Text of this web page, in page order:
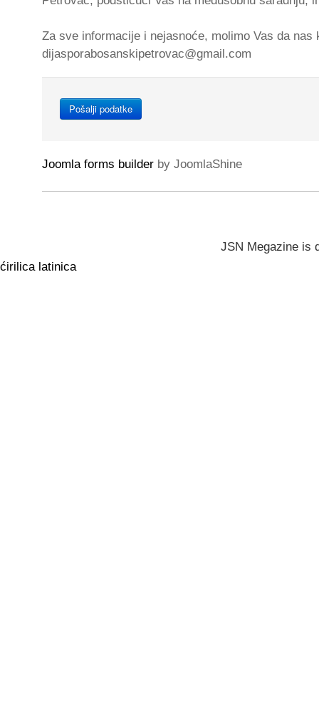
Za sve informacije i nejasnoće, molimo Vas da
dijasporabosanskipetrovac@gmail.com
Pošalji podatke
Joomla forms builderby JoomlaShine
JSN Megazine is
ćirilica latinica